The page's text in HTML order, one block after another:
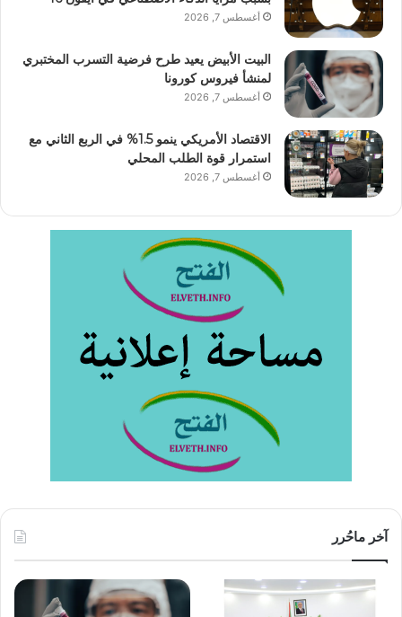
أغسطس 7, 2026
البيت الأبيض يعيد طرح فرضية التسرب المختبري
لمنشأ فيروس كورونا
أغسطس 7, 2026
الاقتصاد الأمريكي ينمو 1.5% في الربع الثاني مع
استمرار قوة الطلب المحلي
أغسطس 7, 2026
آخر ماحُرر